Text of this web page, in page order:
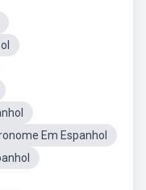
Em Espanhol